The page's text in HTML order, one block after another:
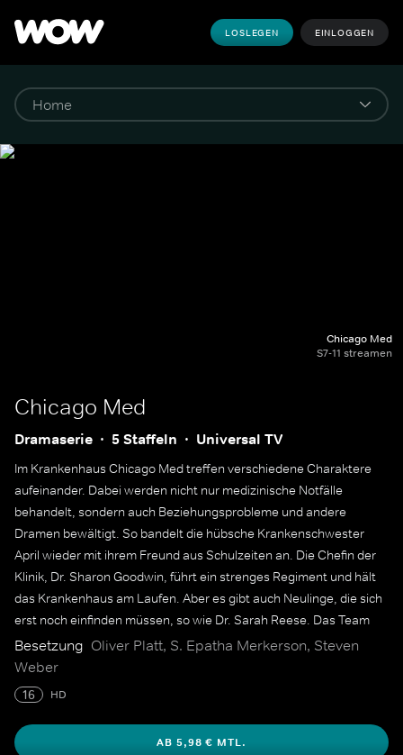
LOSLEGEN EINLOGGEN
Chicago Med
S7-11 streamen
Chicago Med
Dramaserie 5 Staffeln Universal TV
Im Krankenhaus Chicago Med treffen verschiedene Charaktere
aufeinander. Dabei werden nicht nur medizinische Notfälle
behandelt, sondern auch Beziehungsprobleme und andere
Dramen bewältigt. So bandelt die hübsche Krankenschwester
April wieder mit ihrem Freund aus Schulzeiten an. Die Chefin der
Klinik, Dr. Sharon Goodwin, führt ein strenges Regiment und hält
das Krankenhaus am Laufen. Aber es gibt auch Neulinge, die sich
erst noch einfinden müssen, so wie Dr. Sarah Reese. Das Team
geht gemeinsam an Grenzen, um die Patienten zu behandeln.
Besetzung Oliver Platt, S. Epatha Merkerson, Steven
Weber
16 HD
AB 5,98 € MTL.